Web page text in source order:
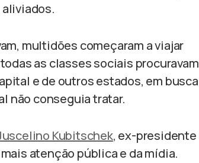
multidões começaram a viajar
as classes sociais procuravam
e de outros estados, em busca
não conseguia tratar.
Kubitschek, ex-presidente
atenção pública e da mídia.